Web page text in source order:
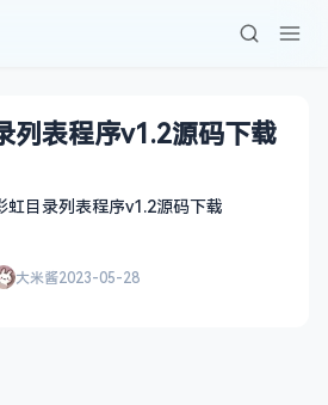
列表程序v1.2源码下载
虹目录列表程序v1.2源码下载
大米酱2023-05-28